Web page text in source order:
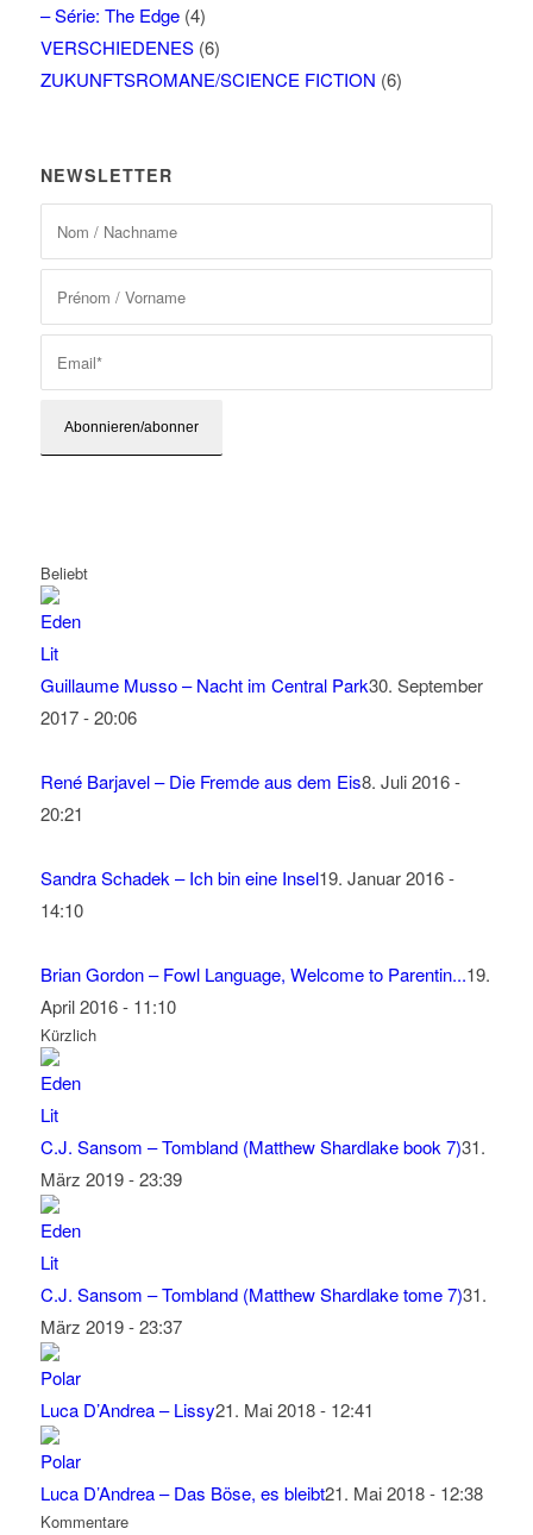
– Série: The Edge(4)
VERSCHIEDENES(6)
ZUKUNFTSROMANE/SCIENCE FICTION (6)
NEWSLETTER
Beliebt
Guillaume Musso – Nacht im Central Park30. September
2017 - 20:06
René Barjavel – Die Fremde aus dem Eis8. Juli 2016 -
20:21
Sandra Schadek – Ich bin eine Insel19. Januar 2016 -
14:10
Brian Gordon – Fowl Language, Welcome to Parentin...19.
April 2016 - 11:10
Kürzlich
C.J. Sansom – Tombland (Matthew Shardlake book 7)31.
März 2019 - 23:39
C.J. Sansom – Tombland (Matthew Shardlake tome 7)31.
März 2019 - 23:37
Luca D’Andrea – Lissy21. Mai 2018 - 12:41
Luca D’Andrea – Das Böse, es bleibt21. Mai 2018 - 12:38
Kommentare